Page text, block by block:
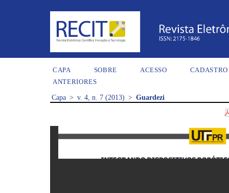
CAPA SOBRE ACESSO
CADASTRO
ANTERIORES
Capa > v. 4, n. 7 (2013) > Guardezi